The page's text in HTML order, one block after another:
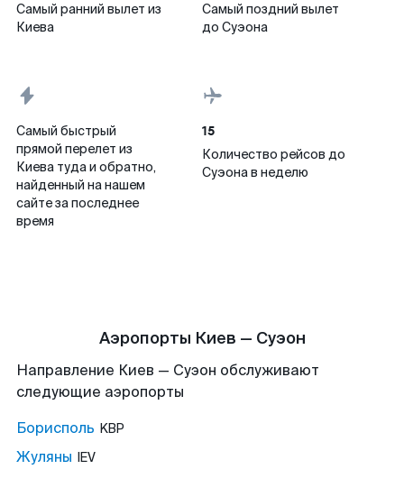
Самый ранний вылет из
Киева
Самый поздний вылет
до Суэона
Самый быстрый
прямой перелет из
Киева туда и обратно,
найденный на нашем
сайте за последнее
время
15
Количество рейсов до
Суэона в неделю
Аэропорты Киев — Суэон
Направление Киев — Суэон обслуживают
следующие аэропорты
Борисполь KBP
Жуляны IEV